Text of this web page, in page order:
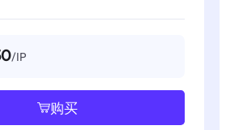
/IP
购买